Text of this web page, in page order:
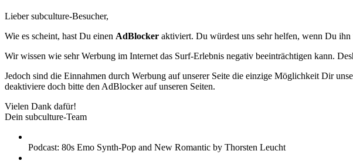
Lieber subculture-Besucher,
Wie es scheint, hast Du einen AdBlocker aktiviert. Du würdest uns sehr helfen, wenn Du ihn
Wir wissen wie sehr Werbung im Internet das Surf-Erlebnis negativ beeinträchtigen kann.
Jedoch sind die Einnahmen durch Werbung auf unserer Seite die einzige Möglichkeit Dir
deaktiviere doch bitte den AdBlocker auf unseren Seiten.
Vielen Dank dafür!
Dein subculture-Team
Podcast: 80s Emo Synth-Pop and New Romantic by Thorsten Leucht